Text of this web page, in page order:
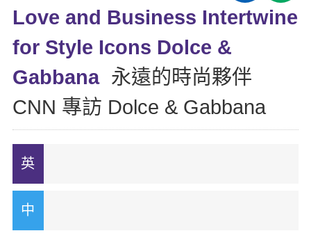
開口溜英文
旅遊英文
基礎字彙
情境閱讀
英文文法技巧
英語俱樂部
ECAM
Let's Talk
日語
韓語
西班牙語
外語即時通
更多
一對一家教
企業訓練
點讀筆教材
Recruiting
Love and Business Intertwine
for Style Icons Dolce &
Gabbana 永遠的時尚夥伴
CNN 專訪 Dolce & Gabbana